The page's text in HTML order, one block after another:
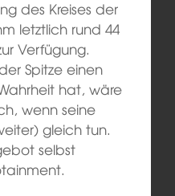
des Kreises der
letztlich rund 44
Verfügung.
Spitze einen
hat, wäre
wenn seine
gleich tun.
selbst